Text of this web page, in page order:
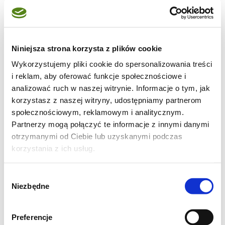
Niniejsza strona korzysta z plików cookie
Wykorzystujemy pliki cookie do spersonalizowania treści
i reklam, aby oferować funkcje społecznościowe i
analizować ruch w naszej witrynie. Informacje o tym, jak
korzystasz z naszej witryny, udostępniamy partnerom
społecznościowym, reklamowym i analitycznym.
Partnerzy mogą połączyć te informacje z innymi danymi
otrzymanymi od Ciebie lub uzyskanymi podczas
korzystania z ich usług.
zgody
Niezbędne
Preferencje
fermentacji na 8 godzin, a najlepiej na całą
Do przygotowanego zaczynu dodajemy
mąkę, wodę, miso, mieszamy i odstawiamy
na godzinę. Następnie dodajemy sól, sezam i
dokładnie mieszamy. Odstawiamy na 15-30
minut, następnie zaczynamy składać ciasto:
zwilżoną dłonią naciągamy ciasto z brzegu i
chwytamy ciasto kolejny raz i tak składamy
ciasto 4-6 razy. Po 30 minutach powtarzamy
składanie ciasta. Składanie ciasta